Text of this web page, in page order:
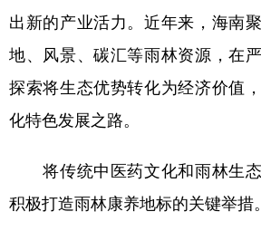
地方频道
出新的产业活力。近年来，海南
地、风景、碳汇等雨林资源，在
探索将生态优势转化为经济价值
化特色发展之路。
将传统中医药文化和雨林生态
积极打造雨林康养地标的关键举措。